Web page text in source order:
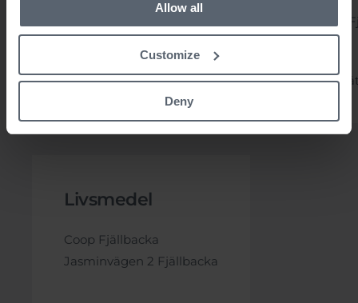
Allow all
Customize
Deny
Närmaste akutmottagning finns på NÄL i
Livsmedel
Coop Fjällbacka
Jasminvägen 2 Fjällbacka